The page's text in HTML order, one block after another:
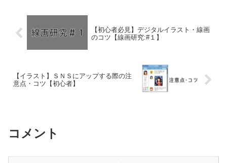
【初心者必見】デジタルイラスト・線画
のコツ【線画研究:#１】
【イラスト】ＳＮＳにアップする際の注
意点・コツ【初心者】
コメント